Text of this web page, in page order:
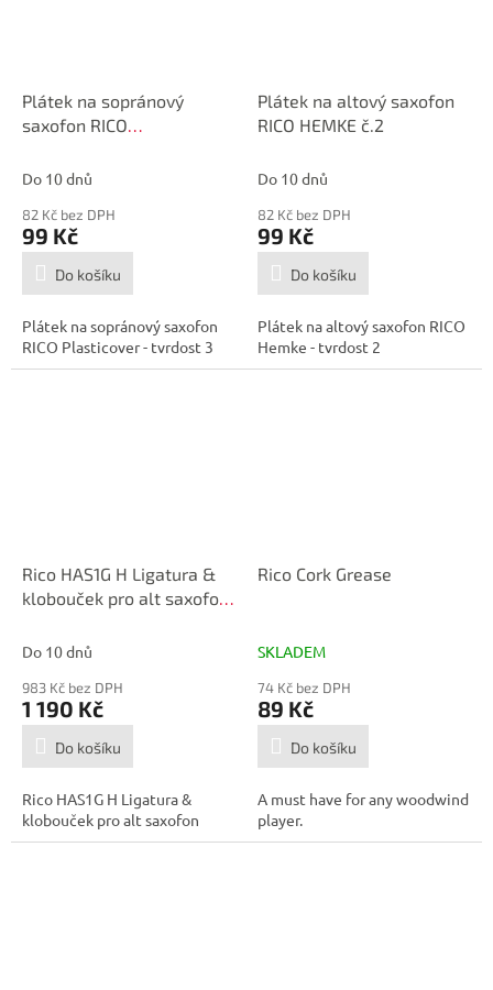
Plátek na sopránový
saxofon RICO
Do 10 dnů
82 Kč bez DPH
99 Kč
Do košíku
Plátek na sopránový saxofon
RICO Plasticover - tvrdost 3
Plátek na altový saxofon
RICO HEMKE č.2
Do 10 dnů
82 Kč bez DPH
99 Kč
Do košíku
Plátek na altový saxofon RICO
Hemke - tvrdost 2
Rico HAS1G H Ligatura &
klobouček pro alt saxofon,
Do 10 dnů
983 Kč bez DPH
1 190 Kč
Do košíku
Rico HAS1G H Ligatura &
klobouček pro alt saxofon
Rico Cork Grease
SKLADEM
74 Kč bez DPH
89 Kč
Do košíku
A must have for any woodwind
player.